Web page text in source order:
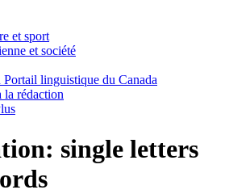
et sport
et société
Portail linguistique du Canada
la rédaction
single letters